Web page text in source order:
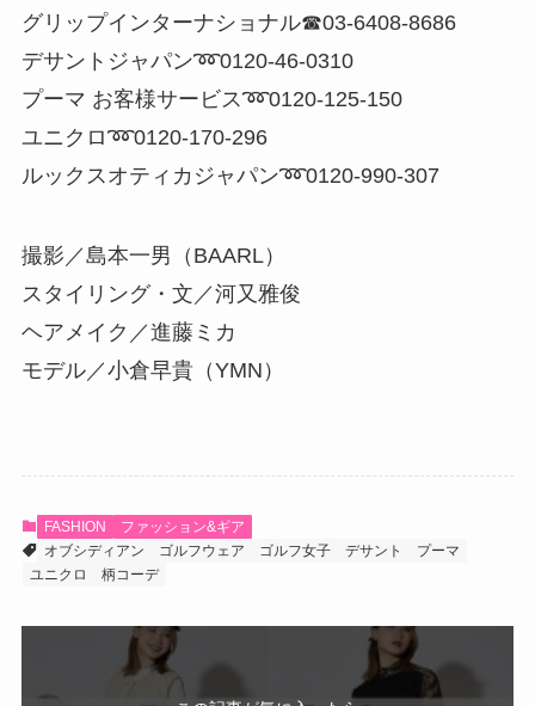
グリップインターナショナル☎︎03-6408-8686
デサントジャパン➿0120-46-0310
プーマ お客様サービス➿0120-125-150
ユニクロ➿0120-170-296
ルックスオティカジャパン➿0120-990-307
撮影／島本一男（BAARL）
スタイリング・文／河又雅俊
ヘアメイク／進藤ミカ
モデル／小倉早貴（YMN）
FASHION
ファッション&ギア
オブシディアン
ゴルフウェア ゴルフ女子 デサント
プーマ
ユニクロ
柄コーデ